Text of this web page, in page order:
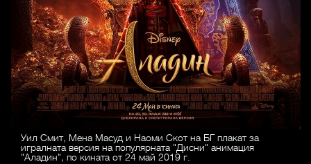
Уил Смит, Мена Масуд и Наоми Скот на БГ плакат за
игралната версия на популярната "Дисни" анимация
"Аладин", по кината от 24 май 2019 г.